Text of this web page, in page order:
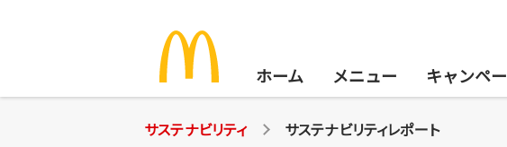
ホーム メニュー キャンペ
サステナビリティ サステナビリティレポート